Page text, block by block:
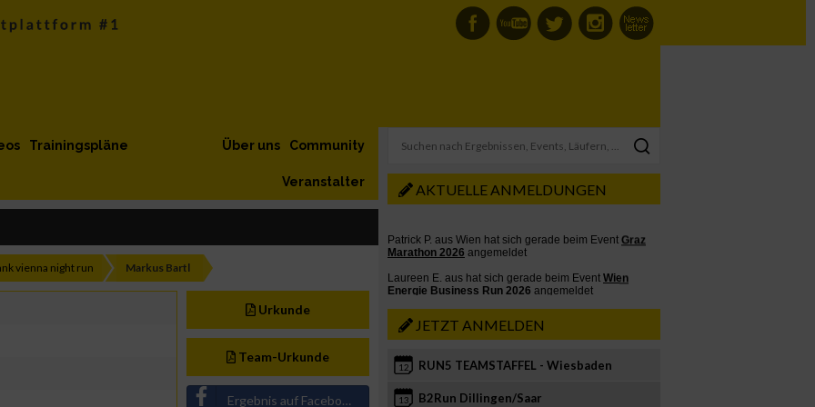
Trainingspläne Community
Über uns
Veranstalter
vienna night run Markus Bartl
Urkunde
Team-Urkunde
Ergebnis auf Facebook teilen
AKTUELLE ANMELDUNGEN
JETZT ANMELDEN
12 RUN5 TEAMSTAFFEL - Wiesbaden
13 B2Run Dillingen/Saar